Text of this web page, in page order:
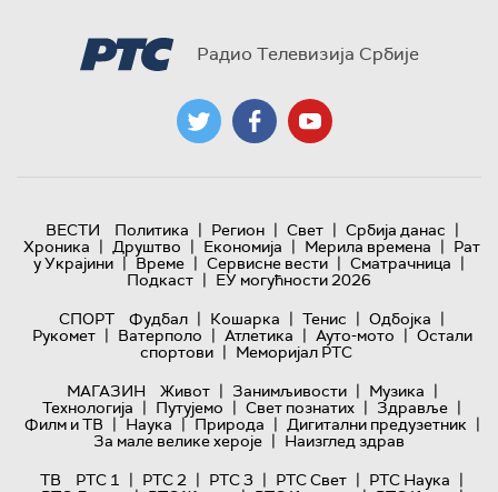
Радио Телевизија Србије
ВЕСТИ Политика | Регион | Свет | Србија данас |
Хроника | Друштво | Економија | Мерила времена | Рат
у Украјини | Време | Сервисне вести | Сматрачница |
Подкаст | ЕУ могућности 2026
СПОРТ
Фудбал | Кошарка | Тенис | Одбојка |
Рукомет | Ватерполо | Атлетика | Ауто-мото | Остали
спортови | Меморијал РТС
МАГАЗИН
Живот | Занимљивости | Музика |
Технологијa | Путујемо | Свет познатих | Здравље |
Филм и ТВ | Наука | Природа | Дигитални предузетник |
За мале велике хероје | Наизглед здрав
ТВ
РТС 1 | РТС 2 | РТС 3 | РТС Свет | РТС Наука |